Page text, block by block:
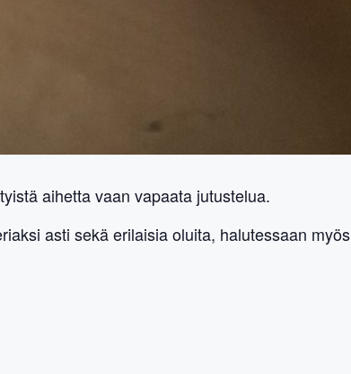
aihetta vaan vapaata jutustelua.
asti sekä erilaisia oluita, halutessaan myös